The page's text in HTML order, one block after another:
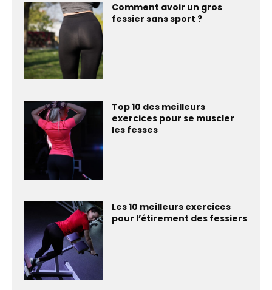
Comment avoir un gros
fessier sans sport ?
Top 10 des meilleurs
exercices pour se muscler
les fesses
Les 10 meilleurs exercices
pour l’étirement des fessiers